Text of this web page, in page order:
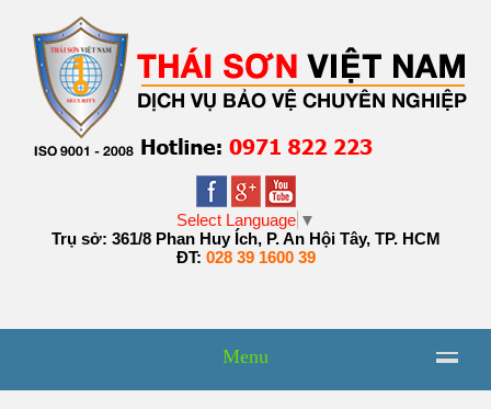
Select Language ▼
Trụ sở: 361/8 Phan Huy Ích, P. An Hội Tây, TP. HCM
ĐT: 028 39 1600 39
Menu